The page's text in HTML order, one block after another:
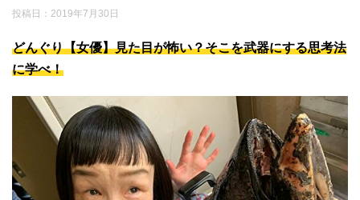
投稿日： 2019年7月30日
どんぐり【女優】見た目が怖い？そこを武器にする思考法
に学べ！